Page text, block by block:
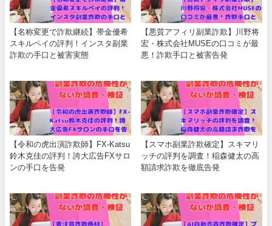
【名称変更で詐欺継続】帯金優希
スキルペイの評判！インスタ副業
詐欺の手口と被害実態
【悪質アフィリ副業詐欺】川野将
宏・株式会社MUSEの口コミが最
悪！詐欺手口と被害告発
【令和の虎出演詐欺師】FX-Katsu
鈴木克佳の評判！誇大広告FXサロ
ンの手口を告発
【スマホ副業詐欺確定】スキマリ
ッチの評判を調査！稲森健太の高
額請求詐欺を徹底告発